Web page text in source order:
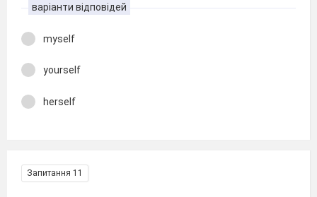
варіанти відповідей
myself
yourself
herself
Запитання 11